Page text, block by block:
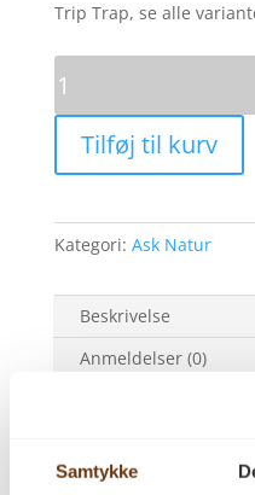
Samtykke
Trip Trap, se alle
Natur
30x160
ubehandlet
antal
Tilføj til kurv
Kategori: Ask Natur
Beskrivelse
Anmeldelser (0)
Ask Natur 30×160